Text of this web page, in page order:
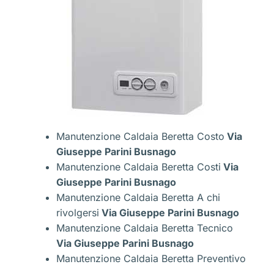
Manutenzione Caldaia Beretta Costo Via
Giuseppe Parini Busnago
Manutenzione Caldaia Beretta Costi Via
Giuseppe Parini Busnago
Manutenzione Caldaia Beretta A chi
rivolgersi Via Giuseppe Parini Busnago
Manutenzione Caldaia Beretta Tecnico
Via Giuseppe Parini Busnago
Manutenzione Caldaia Beretta Preventivo